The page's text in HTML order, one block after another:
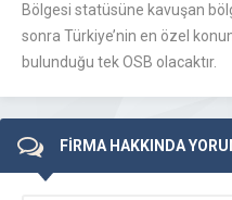
Bölgesi statüsüne kavuşan
sonra Türkiye’nin en özel
bulunduğu tek OSB olacaktır.
FİRMA HAKKINDA